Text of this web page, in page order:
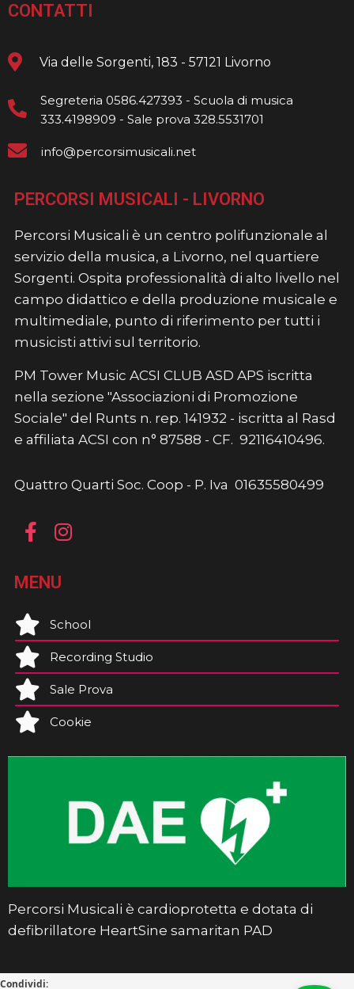
CONTATTI
Via delle Sorgenti, 183 - 57121 Livorno
Segreteria 0586.427393 - Scuola di musica
333.4198909 - Sale prova 328.5531701
info@percorsimusicali.net
PERCORSI MUSICALI - LIVORNO
Percorsi Musicali è un centro polifunzionale al
servizio della musica, a Livorno, nel quartiere
Sorgenti. Ospita professionalità di alto livello nel
campo didattico e della produzione musicale e
multimediale, punto di riferimento per tutti i
musicisti attivi sul territorio.
PM Tower Music ACSI CLUB ASD APS iscritta
nella sezione "Associazioni di Promozione
Sociale" del Runts n. rep. 141932 - iscritta al Rasd
e affiliata ACSI con n° 87588 - CF. 92116410496.
Quattro Quarti Soc. Coop - P. Iva 01635580499
MENU
School
Recording Studio
Sale Prova
Cookie
Percorsi Musicali è cardioprotetta e dotata di
defibrillatore HeartSine samaritan PAD
Condividi: